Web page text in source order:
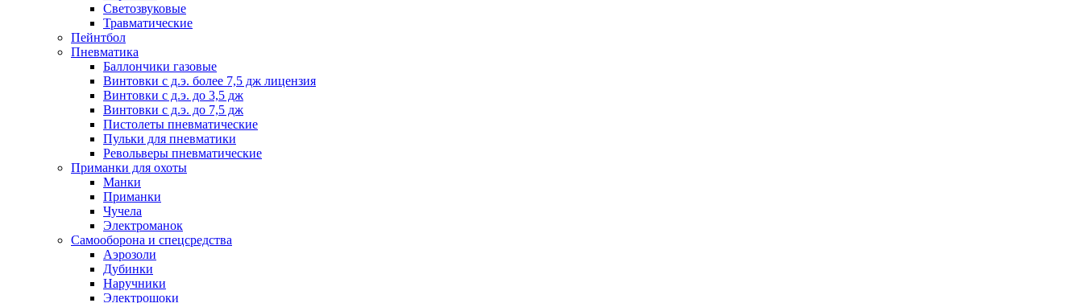
Светозвуковые
Травматические
Пейнтбол
Пневматика
Баллончики газовые
Винтовки с д.э. более 7,5 дж лицензия
Винтовки с д.э. до 3,5 дж
Винтовки с д.э. до 7,5 дж
Пистолеты пневматические
Пульки для пневматики
Револьверы пневматические
Приманки для охоты
Манки
Приманки
Чучела
Электроманок
Самооборона и спецсредства
Аэрозоли
Дубинки
Наручники
Электрошоки